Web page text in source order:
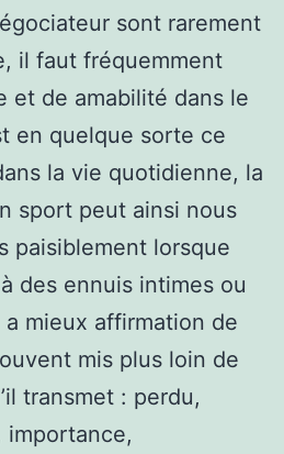
sont rarement
il faut fréquemment
et de amabilité dans le
en quelque sorte ce
la vie quotidienne, la
sport peut ainsi nous
paisiblement lorsque
des ennuis intimes ou
mieux affirmation de
mis plus loin de
transmet : perdu,
importance,